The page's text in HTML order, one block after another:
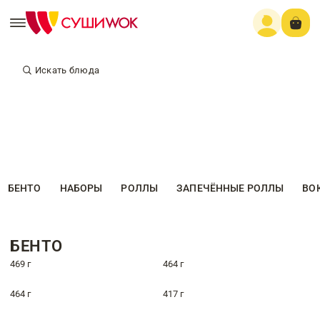
Искать блюда
БЕНТО НАБОРЫ РОЛЛЫ ЗАПЕЧЁННЫЕ РОЛЛЫ
БЕНТО
469 г 464 г
464 г 417 г